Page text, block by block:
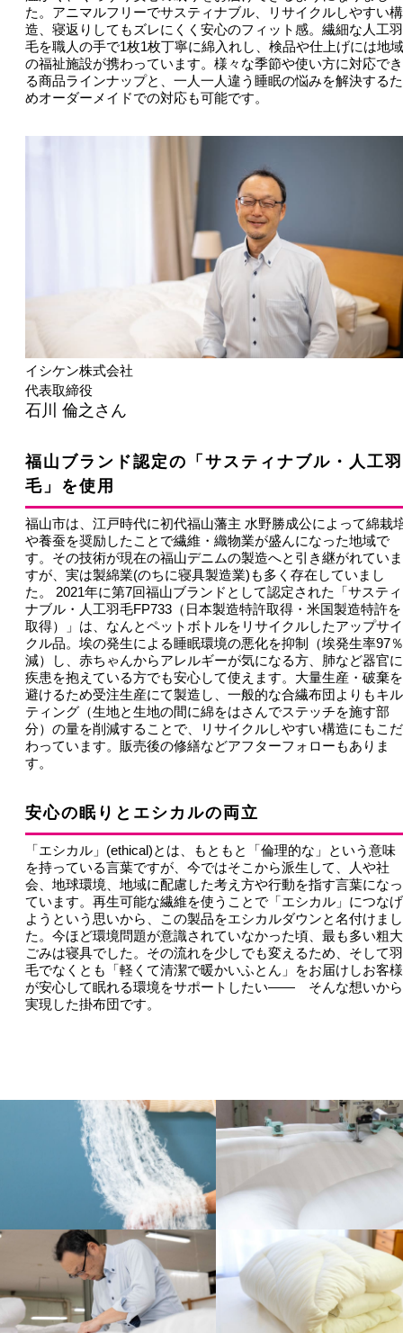
た。アニマルフリーでサスティナブル、リサイクルしやすい構
造、寝返りしてもズレにくく安心のフィット感。繊細な人工羽
毛を職人の手で1枚1枚丁寧に綿入れし、検品や仕上げには地域
の福祉施設が携わっています。様々な季節や使い方に対応でき
る商品ラインナップと、一人一人違う睡眠の悩みを解決するた
めオーダーメイドでの対応も可能です。
イシケン株式会社
代表取締役
石川 倫之さん
福山ブランド認定の「サスティナブル・人工羽
毛」を使用
福山市は、江戸時代に初代福山藩主 水野勝成公によって綿栽
や養蚕を奨励したことで繊維・織物業が盛んになった地域で
す。その技術が現在の福山デニムの製造へと引き継がれていま
すが、実は製綿業(のちに寝具製造業)も多く存在していまし
た。 2021年に第7回福山ブランドとして認定された「サスティ
ナブル・人工羽毛FP733（日本製造特許取得・米国製造特許を
取得）」は、なんとペットボトルをリサイクルしたアップサイ
クル品。埃の発生による睡眠環境の悪化を抑制（埃発生率97％
減）し、赤ちゃんからアレルギーが気になる方、肺など器官に
疾患を抱えている方でも安心して使えます。大量生産・破棄を
避けるため受注生産にて製造し、一般的な合繊布団よりもキル
ティング（生地と生地の間に綿をはさんでステッチを施す部
分）の量を削減することで、リサイクルしやすい構造にもこだ
わっています。販売後の修繕などアフターフォローもありま
す。
安心の眠りとエシカルの両立
「エシカル」(ethical)とは、もともと「倫理的な」という意味
を持っている言葉ですが、今ではそこから派生して、人や社
会、地球環境、地域に配慮した考え方や行動を指す言葉になっ
ています。再生可能な繊維を使うことで「エシカル」につなげ
ようという思いから、この製品をエシカルダウンと名付けまし
た。今ほど環境問題が意識されていなかった頃、最も多い粗大
ごみは寝具でした。その流れを少しでも変えるため、そして羽
毛でなくとも「軽くて清潔で暖かいふとん」をお届けしお客様
が安心して眠れる環境をサポートしたい―― そんな想いから
実現した掛布団です。